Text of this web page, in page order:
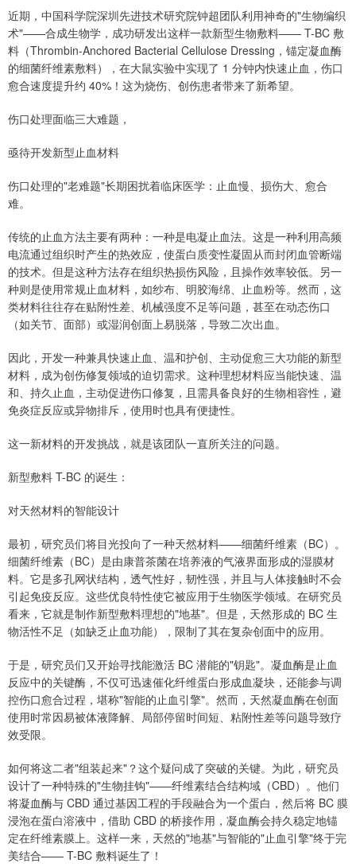
近期，中国科学院深圳先进技术研究院钟超团队利用神奇的"生物编织
术"——合成生物学，成功研发出这样一款新型生物敷料—— T-BC 敷
料（Thrombin-Anchored Bacterial Cellulose Dressing，锚定凝血酶
的细菌纤维素敷料），在大鼠实验中实现了 1 分钟内快速止血，伤口
愈合速度提升约 40%！这为烧伤、创伤患者带来了新希望。
伤口处理面临三大难题，
亟待开发新型止血材料
伤口处理的"老难题"长期困扰着临床医学：止血慢、损伤大、愈合
难。
传统的止血方法主要有两种：一种是电凝止血法。这是一种利用高频
电流通过组织时产生的热效应，使蛋白质变性凝固从而封闭血管断端
的技术。但是这种方法存在组织热损伤风险，且操作效率较低。另一
种则是使用常规止血材料，如纱布、明胶海绵、止血粉等。然而，这
类材料往往存在贴附性差、机械强度不足等问题，甚至在动态伤口
（如关节、面部）或湿润创面上易脱落，导致二次出血。
因此，开发一种兼具快速止血、温和护创、主动促愈三大功能的新型
材料，成为创伤修复领域的迫切需求。这种理想材料应当能快速、温
和、持久止血，主动促进伤口修复，且需具备良好的生物相容性，避
免炎症反应或异物排斥，使用时也具有便捷性。
这一新材料的开发挑战，就是该团队一直所关注的问题。
新型敷料 T-BC 的诞生：
对天然材料的智能设计
最初，研究员们将目光投向了一种天然材料——细菌纤维素（BC）。
细菌纤维素（BC）是由康普茶菌在培养液的气液界面形成的湿膜材
料。它是多孔网状结构，透气性好，韧性强，并且与人体接触时不会
引起免疫反应。这些优良特性使它被应用于生物医学领域。在研究员
看来，它就是制作新型敷料理想的"地基"。但是，天然形成的 BC 生
物活性不足（如缺乏止血功能），限制了其在复杂创面中的应用。
于是，研究员们又开始寻找能激活 BC 潜能的"钥匙"。凝血酶是止血
反应中的关键酶，不仅可迅速催化纤维蛋白形成血凝块，还能参与调
控伤口愈合过程，堪称"智能的止血引擎"。然而，天然凝血酶在创面
使用时常因易被体液降解、局部停留时间短、粘附性差等问题导致疗
效受限。
如何将这二者"组装起来"？这个疑问成了突破的关键。为此，研究员
设计了一种特殊的"生物挂钩"——纤维素结合结构域（CBD）。他们
将凝血酶与 CBD 通过基因工程的手段融合为一个蛋白，然后将 BC 膜
浸泡在蛋白溶液中，借助 CBD 的桥接作用，凝血酶会持久稳定地锚
定在纤维素膜上。这样一来，天然的"地基"与智能的"止血引擎"终于完
美结合—— T-BC 敷料诞生了！